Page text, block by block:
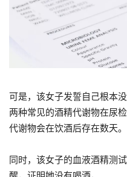
可是，该女子发誓自己根本
两种常见的酒精代谢物在尿
代谢物会在饮酒后存在数天。
同时，该女子的血液酒精测